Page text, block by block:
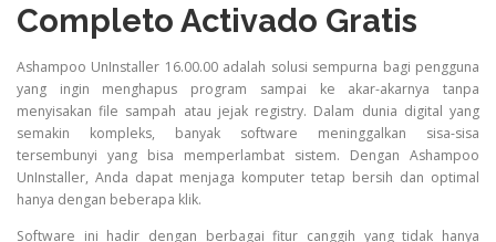
Completo Activado Gratis
Ashampoo UnInstaller 16.00.00 adalah solusi sempurna bagi pengguna
yang ingin menghapus program sampai ke akar-akarnya tanpa
menyisakan file sampah atau jejak registry. Dalam dunia digital yang
semakin kompleks, banyak software meninggalkan sisa-sisa
tersembunyi yang bisa memperlambat sistem. Dengan Ashampoo
UnInstaller, Anda dapat menjaga komputer tetap bersih dan optimal
hanya dengan beberapa klik.
Software ini hadir dengan berbagai fitur canggih yang tidak hanya